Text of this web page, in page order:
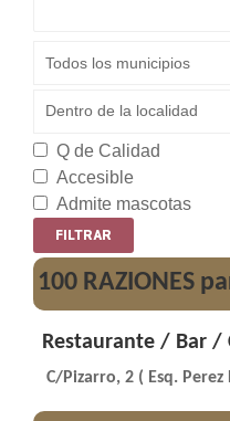
Q de Calidad
Accesible
Admite mascotas
100 RAZIONES
Restaurante / Bar /
C/Pizarro, 2 ( Esq.